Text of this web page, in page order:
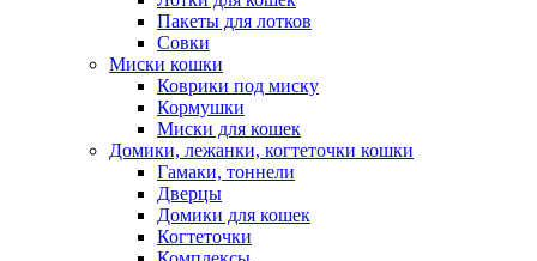
Пакеты для лотков
Совки
Миски кошки
Коврики под миску
Кормушки
Миски для кошек
Домики, лежанки, когтеточки кошки
Гамаки, тоннели
Дверцы
Домики для кошек
Когтеточки